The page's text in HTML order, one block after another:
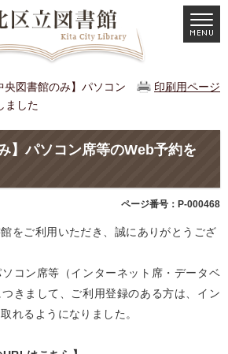
印刷用ページ
央図書館のみ】パソコン
ました
】パソコン席等のWeb予約を
ページ番号：P-000468
をご利用いただき、誠にありがとうござ
コン席等（インターネット席・データベ
きまして、ご利用登録のある方は、イン
れるようになりました。